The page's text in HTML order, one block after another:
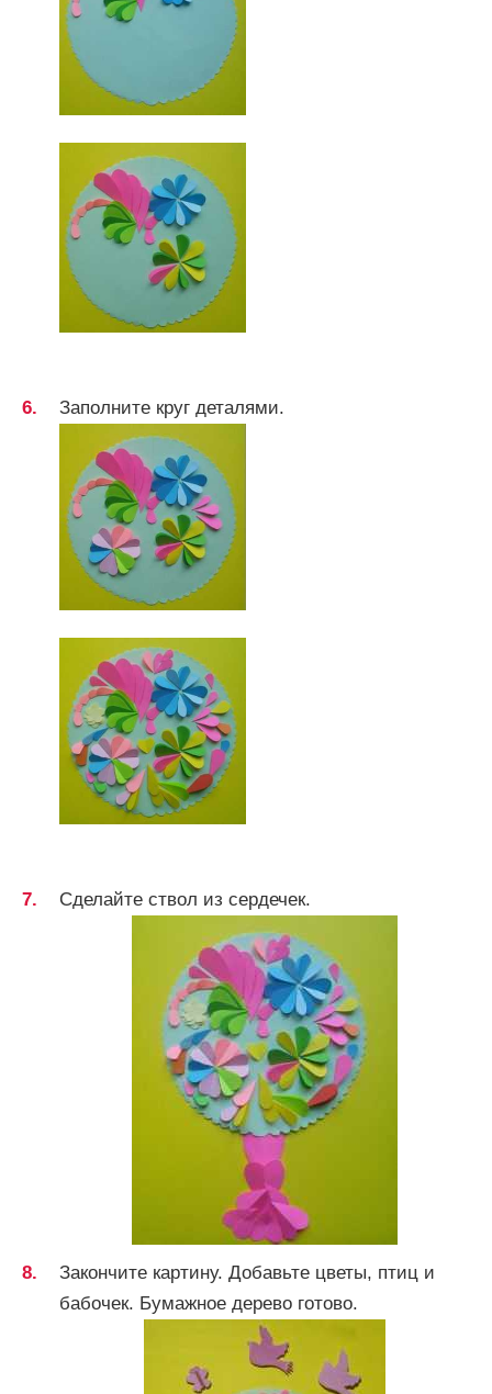
Заполните круг деталями.
Сделайте ствол из сердечек.
Закончите картину. Добавьте цветы, птиц и
бабочек. Бумажное дерево готово.